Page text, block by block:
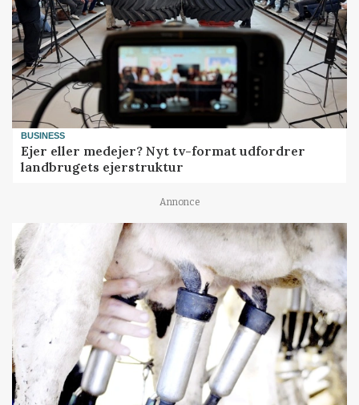
BUSINESS
Ejer eller medejer? Nyt tv-format udfordrer
landbrugets ejerstruktur
Annonce